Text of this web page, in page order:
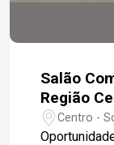
Salão
Região
Centro -